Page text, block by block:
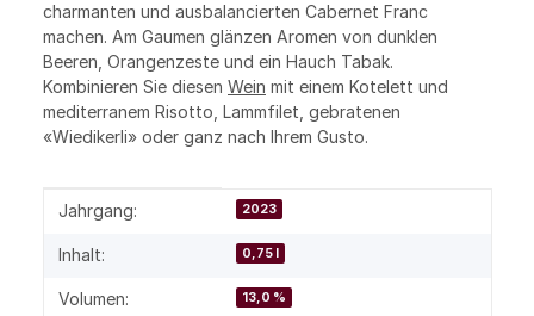
charmanten und ausbalancierten Cabernet Franc
machen. Am Gaumen glänzen Aromen von dunklen
Beeren, Orangenzeste und ein Hauch Tabak.
Kombinieren Sie diesen Wein mit einem Kotelett und
mediterranem Risotto, Lammfilet, gebratenen
«Wiedikerli» oder ganz nach Ihrem Gusto.
Produkteigenschaft
Wert
Jahrgang: 2023
Inhalt: 0,75 l
Volumen: 13,0 %